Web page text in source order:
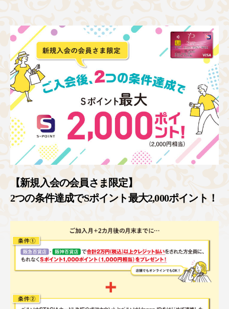
【新規入会の会員さま限定】
2つの条件達成でSポイント最大2,000ポイント！